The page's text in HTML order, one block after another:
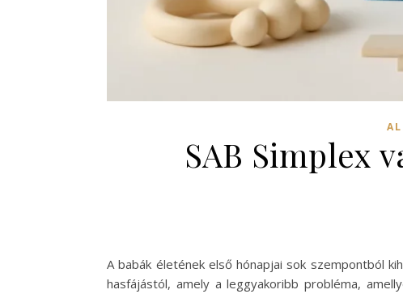
SAB Simplex
A babák életének első hónapjai sok szempontból
hasfájástól, amely a leggyakoribb probléma,